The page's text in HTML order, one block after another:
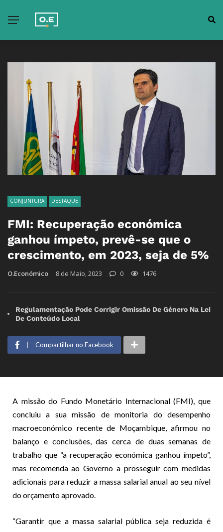
CONJUNTURA DESTAQUE
FMI: Recuperação económica
ganhou ímpeto, prevê-se que o
crescimento, em 2023, seja de 5%
O.Económico 8 de Maio, 2023 0 1476
Regulamentação Pode Corrigir Omissão De Género Na Lei
De Conteúdo Local
Compartilhar no Facebook
A missão do Fundo Monetário Internacional (FMI), que
concluiu a sua missão de monitoria do desempenho
macroeconómico recente de Moçambique, afirmou no
balanço e conclusões, das cerca de duas semanas de
trabalho que “a recuperação económica ganhou ímpeto”,
mas recomenda ao Governo a prosseguir com medidas
adicionais para reduzir a massa salarial anual ao seu nível
do orçamento aprovado.
“Garantir que a massa salarial pública seja reduzida é